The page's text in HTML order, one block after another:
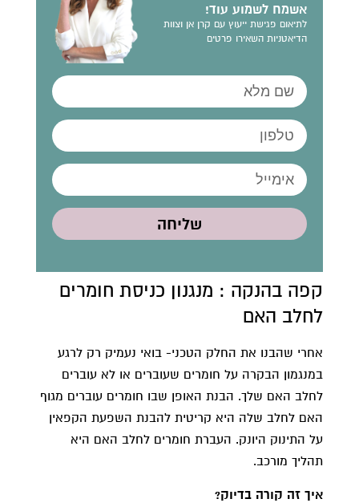
אשמח לשמוע עוד!
לתיאום פגישת ייעוץ עם קרן אן וצוות
הדיאטניות השאירו פרטים
שליחה
קפה בהנקה : מנגנון כניסת חומרים
לחלב האם
אחרי שהבנו את החלק הטכני- בואי נעמיק רק לרגע
במנגמון הבקרה על חומרים שעוברים או לא עוברים
לחלב האם שלך. הבנת האופן שבו חומרים עוברים מגוף
האם לחלב שלה היא קריטית להבנת השפעת הקפאין
על התינוק היונק. העברת חומרים לחלב האם היא
תהליך מורכב.
איך זה קורה בדיוק?